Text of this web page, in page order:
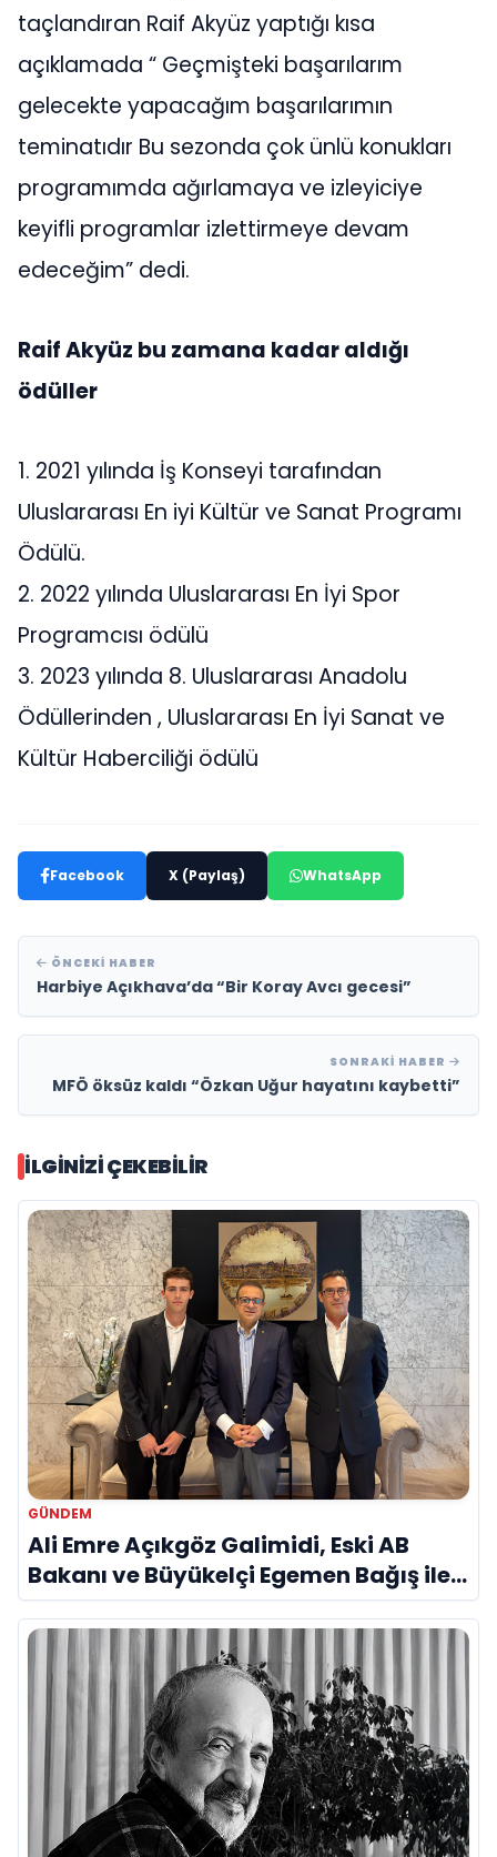
taçlandıran Raif Akyüz yaptığı kısa
açıklamada “ Geçmişteki başarılarım
gelecekte yapacağım başarılarımın
teminatıdır Bu sezonda çok ünlü konukları
programımda ağırlamaya ve izleyiciye
keyifli programlar izlettirmeye devam
edeceğim” dedi.
Raif Akyüz bu zamana kadar aldığı
ödüller
1. 2021 yılında İş Konseyi tarafından
Uluslararası En iyi Kültür ve Sanat Programı
Ödülü.
2. 2022 yılında Uluslararası En İyi Spor
Programcısı ödülü
3. 2023 yılında 8. Uluslararası Anadolu
Ödüllerinden , Uluslararası En İyi Sanat ve
Kültür Haberciliği ödülü
Facebook X (Paylaş) WhatsApp
ÖNCEKI HABER
Harbiye Açıkhava’da “Bir Koray Avcı gecesi”
SONRAKI HABER
MFÖ öksüz kaldı “Özkan Uğur hayatını kaybetti”
İLGINIZI ÇEKEBILIR
GÜNDEM
Ali Emre Açıkgöz Galimidi, Eski AB
Bakanı ve Büyükelçi Egemen Bağış ile
Bir Araya Geldi